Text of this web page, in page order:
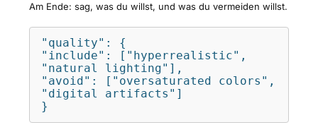
Am Ende: sag, was du willst, und was du vermeiden willst.
"quality": {
"include": ["hyperrealistic",
"natural lighting"],
"avoid": ["oversaturated colors",
"digital artifacts"]
}